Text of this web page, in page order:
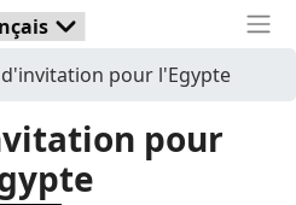
pour l'Egypte
pour